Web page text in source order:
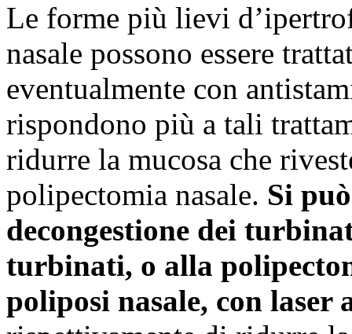
Le forme più lievi
nasale possono essere
eventualmente con
rispondono più a tali
ridurre la mucosa che
polipectomia nasale. Si
decongestione dei
turbinati, o alla
poliposi nasale, con laser